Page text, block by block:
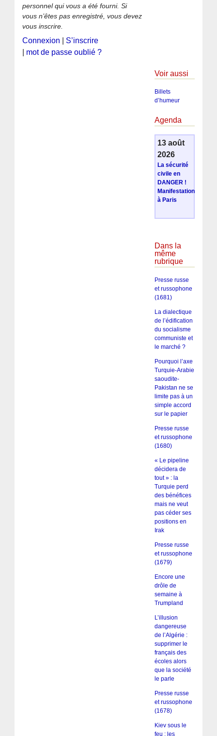
personnel qui vous a été fourni. Si
vous n’êtes pas enregistré, vous devez
vous inscrire.
Connexion
S’inscrire
mot de passe oublié ?
Voir aussi
Billets
d’humeur
Agenda
13 août
2026
La sécurité
civile en
DANGER !
Manifestation
à Paris
Dans la
même
rubrique
Presse russe
et russophone
(1681)
La dialectique
de l’édification
du socialisme
communiste et
le marché ?
Pourquoi l’axe
Turquie-Arabie
saoudite-
Pakistan ne se
limite pas à un
simple accord
sur le papier
Presse russe
et russophone
(1680)
« Le pipeline
décidera de
tout » : la
Turquie perd
des bénéfices
mais ne veut
pas céder ses
positions en
Irak
Presse russe
et russophone
(1679)
Encore une
drôle de
semaine à
Trumpland
L’illusion
dangereuse
de l’Algérie :
supprimer le
français des
écoles alors
que la société
le parle
Presse russe
et russophone
(1678)
Kiev sous le
feu : les